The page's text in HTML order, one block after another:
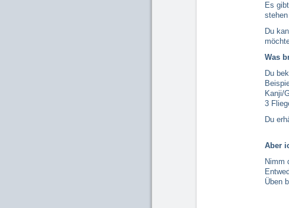
Es
Du
Was
Du
Kanji/
3
Du
Aber
Nimm
Üben